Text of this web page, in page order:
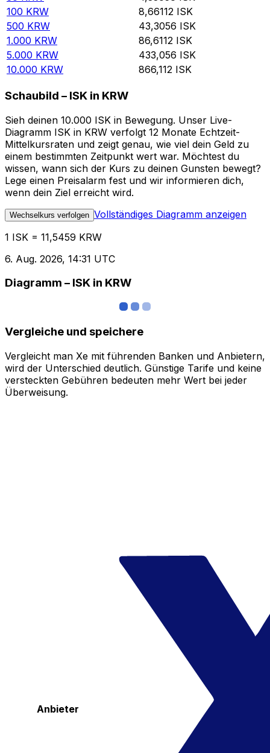
100 KRW 8,66112 ISK
500 KRW 43,3056 ISK
1.000 KRW 86,6112 ISK
5.000 KRW 433,056 ISK
10.000 KRW 866,112 ISK
Schaubild – ISK in KRW
Sieh deinen 10.000 ISK in Bewegung. Unser Live-
Diagramm ISK in KRW verfolgt 12 Monate Echtzeit-
Mittelkursraten und zeigt genau, wie viel dein Geld zu
einem bestimmten Zeitpunkt wert war. Möchtest du
wissen, wann sich der Kurs zu deinen Gunsten bewegt?
Lege einen Preisalarm fest und wir informieren dich,
wenn dein Ziel erreicht wird.
Wechselkurs verfolgen Vollständiges Diagramm anzeigen
1 ISK = 11,5459 KRW
6. Aug. 2026, 14:31 UTC
Diagramm – ISK in KRW
Vergleiche und speichere
Vergleicht man Xe mit führenden Banken und Anbietern,
wird der Unterschied deutlich. Günstige Tarife und keine
versteckten Gebühren bedeuten mehr Wert bei jeder
Überweisung.
Anbieter